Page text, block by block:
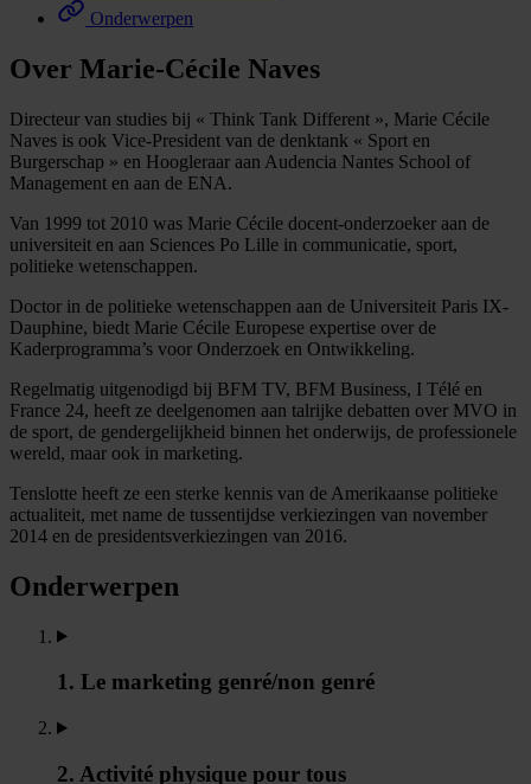
Onderwerpen
Over Marie-Cécile Naves
Directeur van studies bij « Think Tank Different », Marie Cécile
Naves is ook Vice-President van de denktank « Sport en
Burgerschap » en Hoogleraar aan Audencia Nantes School of
Management en aan de ENA.
Van 1999 tot 2010 was Marie Cécile docent-onderzoeker aan de
universiteit en aan Sciences Po Lille in communicatie, sport,
politieke wetenschappen.
Doctor in de politieke wetenschappen aan de Universiteit Paris IX-
Dauphine, biedt Marie Cécile Europese expertise over de
Kaderprogramma’s voor Onderzoek en Ontwikkeling.
Regelmatig uitgenodigd bij BFM TV, BFM Business, I Télé en
France 24, heeft ze deelgenomen aan talrijke debatten over MVO in
de sport, de gendergelijkheid binnen het onderwijs, de professionele
wereld, maar ook in marketing.
Tenslotte heeft ze een sterke kennis van de Amerikaanse politieke
actualiteit, met name de tussentijdse verkiezingen van november
2014 en de presidentsverkiezingen van 2016.
Onderwerpen
1. Le marketing genré/non genré
2. Activité physique pour tous